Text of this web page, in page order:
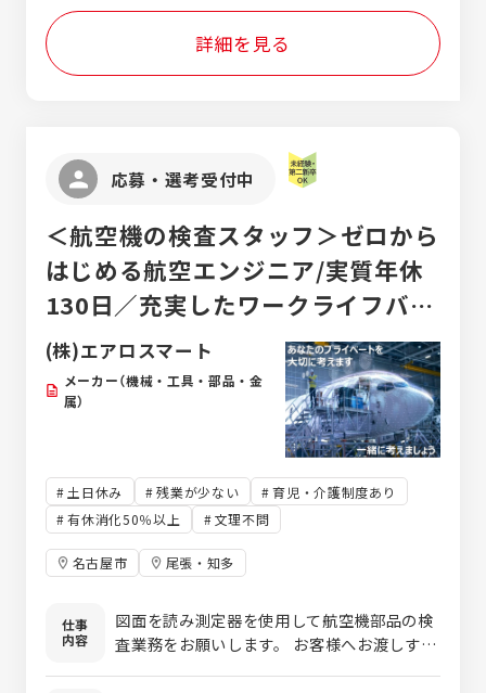
しております。 同じ製造業でも比較すると全
く違う航空産業界でゼロから学び・身につけ
たことを、さらに深堀りすること。生産が長
を身につけることができます。
詳細を見る
応募・選考受付中
＜航空機の検査スタッフ＞ゼロから
はじめる航空エンジニア/実質年休
130日／充実したワークライフバラ
ンス／通勤バスあり／キレイな職場
環境
(株)エアロスマート
メーカー（機械・工具・部品・金
属）
土日休み 残業が少ない
育児・介護制度あり
有休消化50％以上
文理不問
名古屋市 尾張・知多
仕事
内容
図面を読み測定器を使用して航空機部品の検
査業務をお願いします。 お客様へお渡しする